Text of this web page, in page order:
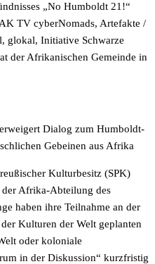
„No Humboldt 21!“
TV cyberNomads, Artefakte /
glokal, Initiative Schwarze
der Afrikanischen Gemeinde in
Dialog zum Humboldt-
Gebeinen aus Afrika
Kulturbesitz (SPK)
Afrika-Abteilung des
haben ihre Teilnahme an der
Kulturen der Welt geplanten
oder koloniale
in der Diskussion“ kurzfristig